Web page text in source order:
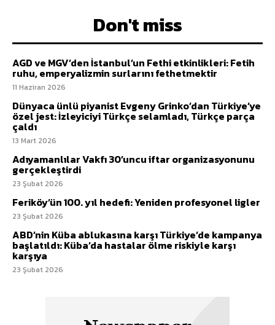
Don't miss
AGD ve MGV’den İstanbul’un Fethi etkinlikleri: Fetih
ruhu, emperyalizmin surlarını fethetmektir
11 Haziran 2026
Dünyaca ünlü piyanist Evgeny Grinko’dan Türkiye’ye
özel jest: İzleyiciyi Türkçe selamladı, Türkçe parça
çaldı
13 Mart 2026
Adıyamanlılar Vakfı 30’uncu iftar organizasyonunu
gerçekleştirdi
23 Şubat 2026
Feriköy’ün 100. yıl hedefi: Yeniden profesyonel ligler
23 Şubat 2026
ABD’nin Küba ablukasına karşı Türkiye’de kampanya
başlatıldı: Küba’da hastalar ölme riskiyle karşı
karşıya
23 Şubat 2026